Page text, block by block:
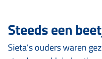
Steeds een
Sieta’s ouders waren